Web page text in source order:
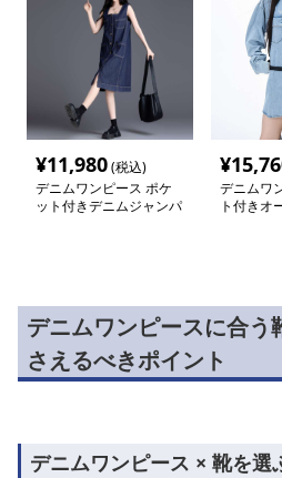
¥11,980(税込)
デニムワンピース ポケ
ット付きデニムジャンパ
¥
デニムワ
ト付きオ
デニムワンピースに合う
さえるべきポイント
デニムワンピース × 靴を選